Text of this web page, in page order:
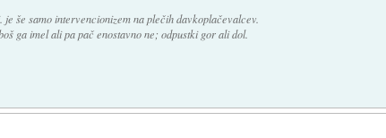
še samo intervencionizem na plečih davkoplačevalcev.
ga imel ali pa pač enostavno ne; odpustki gor ali dol.